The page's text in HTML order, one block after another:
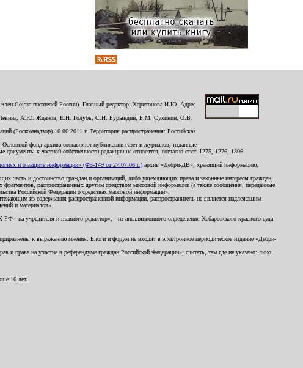
Союза писателей России). Главный редактор: Харитонова И.Ю. Адрес
Левина, А.Ю. Жданов, Е.Н. Голубь, С.Н. Бурындин, Б.М. Сухинин, О.В.
(Роскомнадзор) 16.06.2011 г. Территория распространения: Российская
Основной фонд архива составляют публикации газет и журналов, изданные
к частной собственности редакции не относятся, согласно ст.ст. 1275, 1276, 1306
и о защите информации» (ФЗ-149 от 27.07.06 г.) архив «Дебри-ДВ», хранящий информацию,
честь и достоинство граждан и организаций, либо ущемляющих права и законные интересы граждан,
распространенных другим средством массовой информации (а также сообщения, переданные
Российской Федерации о средствах массовой информации».
из содержания распространенной информации, распространитель не является надлежащим
и материалов».
на учредителя и главного редактор», - из апелляционного определения Хабаровского краевого суда
к выражению мнения. Блоги и форум не входят в электронное периодическое издание «Дебри-
права на участие в референдуме граждан Российской Федерации»; считать, там где не указано: лицо
16 лет.